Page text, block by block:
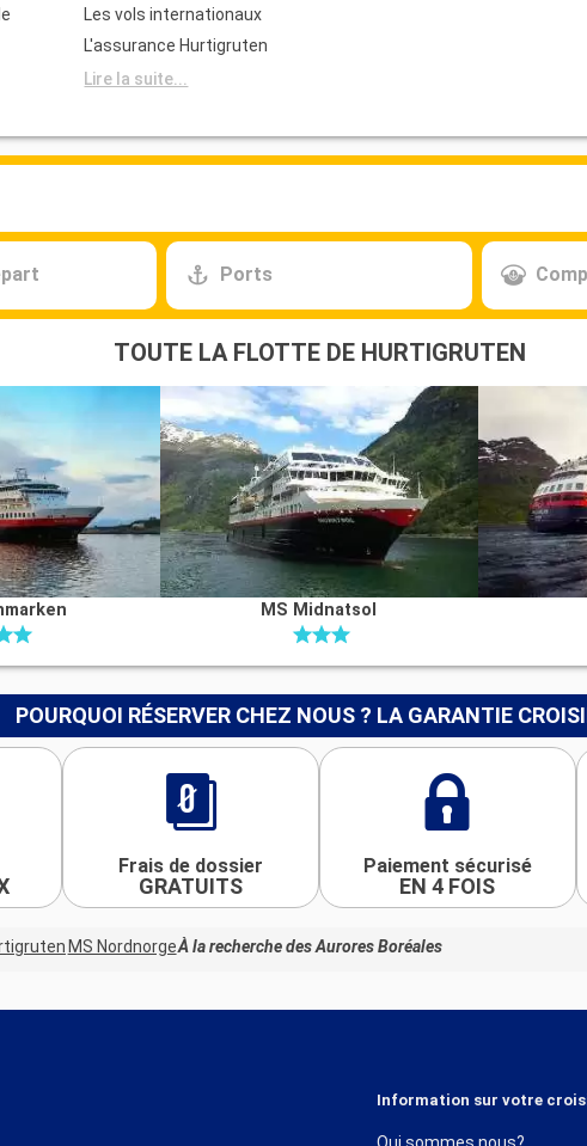
Les vols internationaux
L'assurance Hurtigruten
Lire la suite...
Ports
TOUTE LA FLOTTE DE HURTIGRUTEN
MS Midnatsol
POURQUOI RÉSERVER CHEZ NOUS ? LA GARANTIE
Frais de dossier
GRATUITS
Paiement sécurisé
EN 4 FOIS
MS NordnorgeÀ la recherche des Aurores Boréales
Information sur votre
Qui sommes nous?